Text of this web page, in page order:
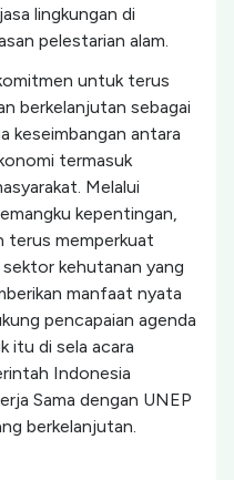
lingkungan di
pelestarian alam.
untuk terus
berkelanjutan sebagai
keseimbangan antara
termasuk
Melalui
kepentingan,
terus memperkuat
kehutanan yang
manfaat nyata
pencapaian agenda
itu di sela acara
Indonesia
Sama dengan UNEP
berkelanjutan.